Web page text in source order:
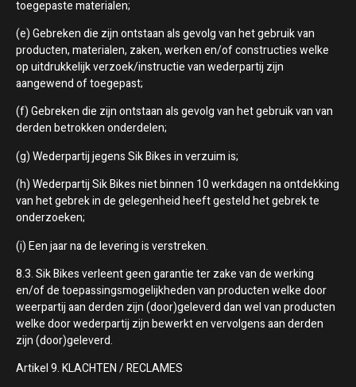
toegepaste materialen;
(e) Gebreken die zijn ontstaan als gevolg van het gebruik van
producten, materialen, zaken, werken en/of constructies welke
op uitdrukkelijk verzoek/instructie van wederpartij zijn
aangewend of toegepast;
(f) Gebreken die zijn ontstaan als gevolg van het gebruik van van
derden betrokken onderdelen;
(g) Wederpartij jegens Sik Bikes in verzuim is;
(h) Wederpartij Sik Bikes niet binnen 10 werkdagen na ontdekking
van het gebrek in de gelegenheid heeft gesteld het gebrek te
onderzoeken;
(i) Een jaar na de levering is verstreken.
8.3. Sik Bikes verleent geen garantie ter zake van de werking
en/of de toepassingsmogelijkheden van producten welke door
weerpartij aan derden zijn (door)geleverd dan wel van producten
welke door wederpartij zijn bewerkt en vervolgens aan derden
zijn (door)geleverd.
Artikel 9. KLACHTEN / RECLAMES